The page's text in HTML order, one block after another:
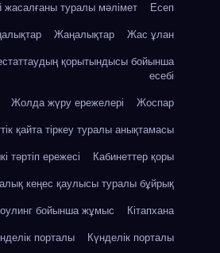
жасалғаны туралы мәлімет Есеп
Жаңалықтар Жас ұлан
қорытындысы бойынша
есебі
Жолда жүру ережелері Жоспар
қайта тіркеу туралы анықтамасы
тәртіп ережесі Кабинеттер қоры
кеңес қаулысы туралы бұйрық
бойынша жұмыс Кітапхана
порталы Күнделік порталы